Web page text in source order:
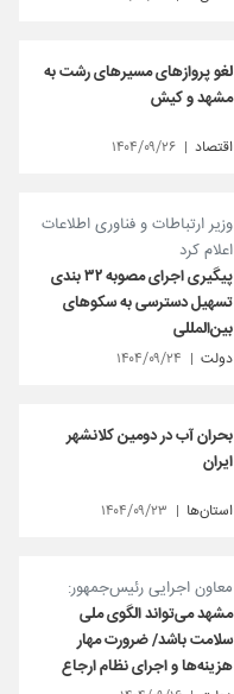
لغو پروازهای مسیرهای‌ رشت به
مشهد و کیش
اقتصاد ۱۴۰۴/۰۹/۲۶
وزیر ارتباطات و فناوری اطلاعات
اعلام کرد
پیگیری اجرای مصوبه ۳۲ بندی
تسهیل دسترسی به سکوهای
بین‌المللی
دولت ۱۴۰۴/۰۹/۲۴
بحران آب در دومین کلانشهر
ایران
استان‌ها ۱۴۰۴/۰۹/۲۳
معاون اجرایی رئیس‌جمهور:
مشهد می‌تواند الگوی ملی
سلامت باشد/ ضرورت مهار
هزینه‌ها و اجرای نظام ارجاع